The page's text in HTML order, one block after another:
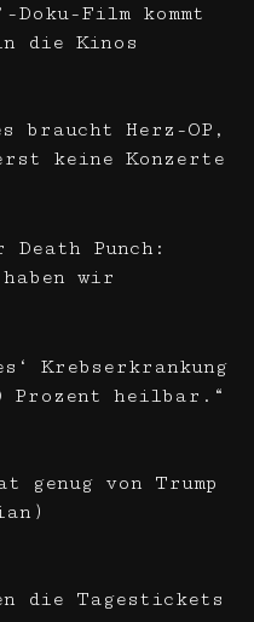
Doku-Film kommt
die Kinos
braucht Herz-OP,
keine Konzerte
Punch:
wir
Krebserkrankung
Prozent heilbar.“
genug von Trump
die Tagestickets